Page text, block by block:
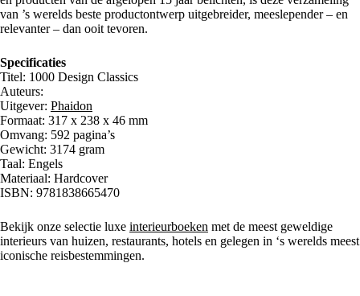
van ’s werelds beste productontwerp uitgebreider, meeslepender – en
relevanter – dan ooit tevoren.
Specificaties
Titel: 1000 Design Classics
Auteurs:
Uitgever: Phaidon
Formaat: 317 x 238 x 46 mm
Omvang: 592 pagina’s
Gewicht: 3174 gram
Taal: Engels
Materiaal: Hardcover
ISBN: 9781838665470
Bekijk onze selectie luxe interieurboeken met de meest geweldige
interieurs van huizen, restaurants, hotels en gelegen in ‘s werelds meest
iconische reisbestemmingen.